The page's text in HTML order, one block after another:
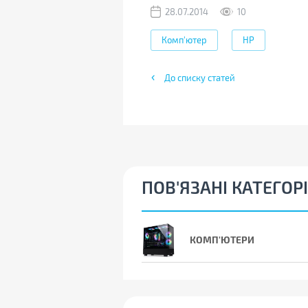
28.07.2014 10
Комп'ютер HP
До списку статей
ПОВ'ЯЗАНІ
КОМП'ЮТЕРИ